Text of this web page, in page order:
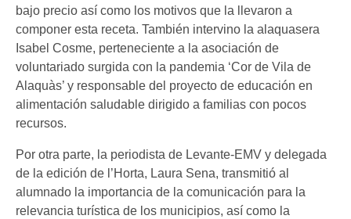
bajo precio así como los motivos que la llevaron a
componer esta receta. También intervino la alaquasera
Isabel Cosme, perteneciente a la asociación de
voluntariado surgida con la pandemia ‘Cor de Vila de
Alaquàs’ y responsable del proyecto de educación en
alimentación saludable dirigido a familias con pocos
recursos.
Por otra parte, la periodista de Levante-EMV y delegada
de la edición de l’Horta, Laura Sena, transmitió al
alumnado la importancia de la comunicación para la
relevancia turística de los municipios, así como la